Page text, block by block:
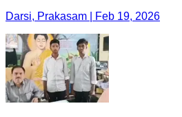
Darsi, Prakasam | Feb 19, 2026